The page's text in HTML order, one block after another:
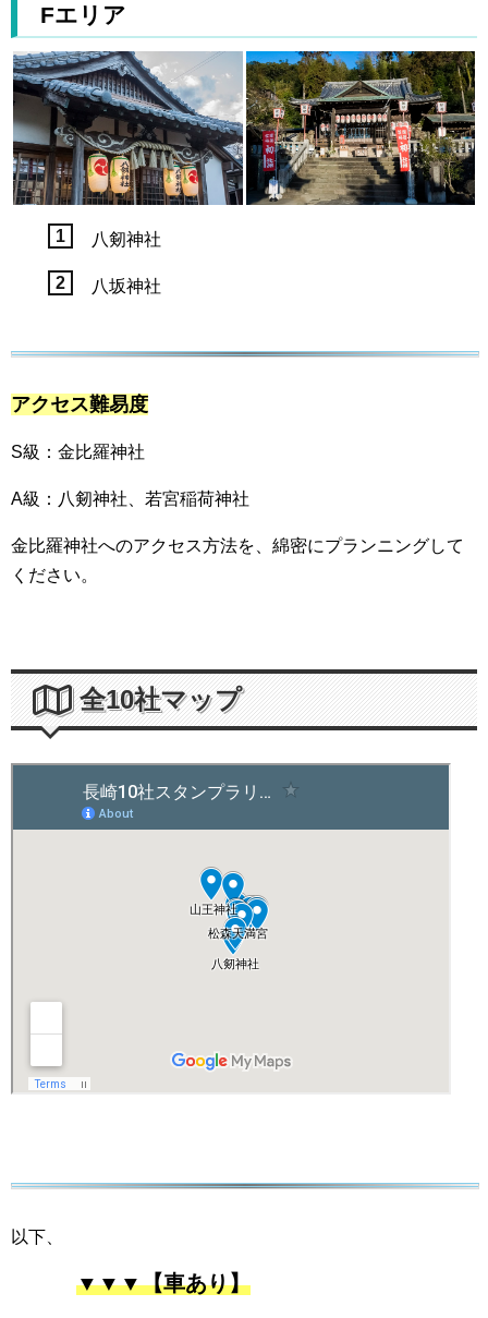
Fエリア
八剱神社
八坂神社
アクセス難易度
S級：金比羅神社
A級：八剱神社、若宮稲荷神社
金比羅神社へのアクセス方法を、綿密にプランニングして
ください。
全10社マップ
以下、
▼▼▼【車あり】